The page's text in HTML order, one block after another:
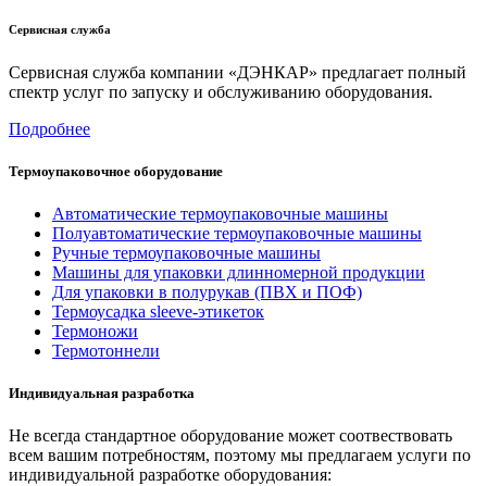
Сервисная служба
Сервисная служба компании «ДЭНКАР» предлагает полный
спектр услуг по запуску и обслуживанию оборудования.
Подробнее
Термоупаковочное оборудование
Автоматические термоупаковочные машины
Полуавтоматические термоупаковочные машины
Ручные термоупаковочные машины
Машины для упаковки длинномерной продукции
Для упаковки в полурукав (ПВХ и ПОФ)
Термоусадка sleeve-этикеток
Термоножи
Термотоннели
Индивидуальная разработка
Не всегда стандартное оборудование может соотвествовать
всем вашим потребностям, поэтому мы предлагаем услуги по
индивидуальной разработке оборудования: